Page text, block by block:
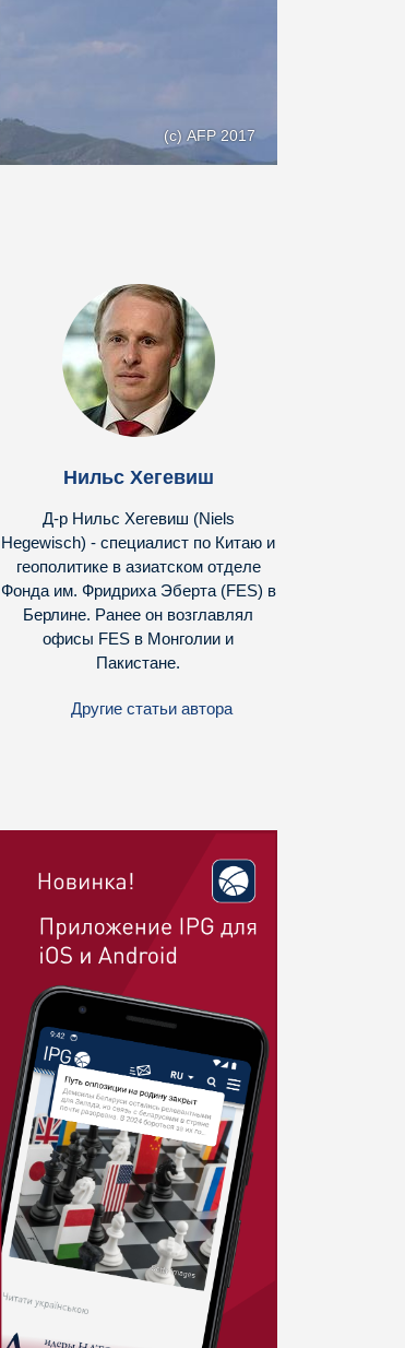
(с) AFP 2017
Нильс Хегевиш
Д-р Нильс Хегевиш (Niels
Hegewisch) - специалист по Китаю и
геополитике в азиатском отделе
Фонда им. Фридриха Эберта (FES) в
Берлине. Ранее он возглавлял
офисы FES в Монголии и
Пакистане.
Другие статьи автора